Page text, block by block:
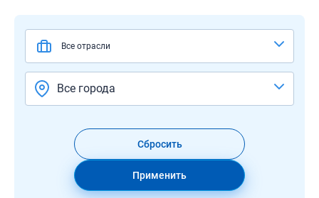
Все отрасли
Все города
Сбросить
Применить